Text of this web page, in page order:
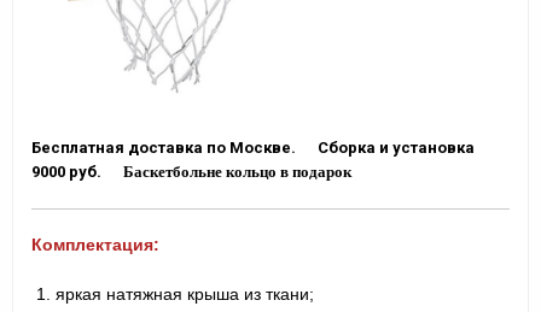
Бесплатная доставка по Москве. Сборка и установка
9000 руб. Баскетбольне кольцо в подарок
Комплектация:
яркая натяжная крыша из ткани;